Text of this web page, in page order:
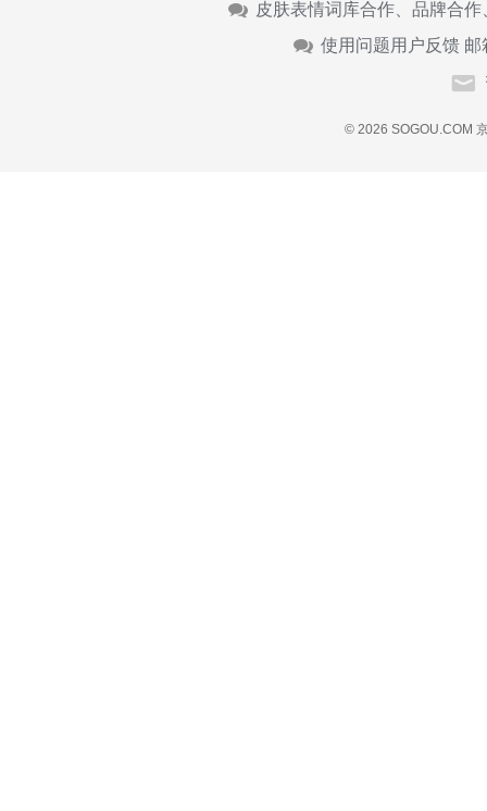
皮肤表情词库合作、品牌合
使用问题用户反馈 邮
© 2026 SOGOU.COM